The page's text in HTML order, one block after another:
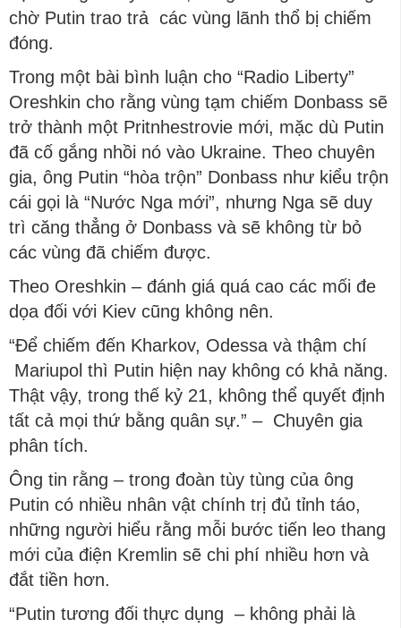
chờ Putin trao trả các vùng lãnh thổ bị chiếm
đóng.
Trong một bài bình luận cho “Radio Liberty”
Oreshkin cho rằng vùng tạm chiếm Donbass sẽ
trở thành một Pritnhestrovie mới, mặc dù Putin
đã cố gắng nhồi nó vào Ukraine. Theo chuyên
gia, ông Putin “hòa trộn” Donbass như kiểu trộn
cái gọi là “Nước Nga mới”, nhưng Nga sẽ duy
trì căng thẳng ở Donbass và sẽ không từ bỏ
các vùng đã chiếm được.
Theo Oreshkin – đánh giá quá cao các mối đe
dọa đối với Kiev cũng không nên.
“Để chiếm đến Kharkov, Odessa và thậm chí
Mariupol thì Putin hiện nay không có khả năng.
Thật vậy, trong thế kỷ 21, không thể quyết định
tất cả mọi thứ bằng quân sự.” – Chuyên gia
phân tích.
Ông tin rằng – trong đoàn tùy tùng của ông
Putin có nhiều nhân vật chính trị đủ tỉnh táo,
những người hiểu rằng mỗi bước tiến leo thang
mới của điện Kremlin sẽ chi phí nhiều hơn và
đắt tiền hơn.
“Putin tương đối thực dụng – không phải là